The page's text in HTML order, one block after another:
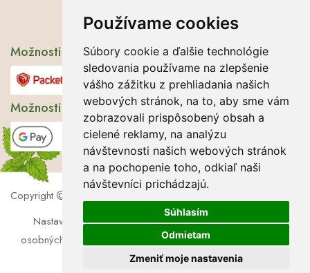
Používame cookies
Súbory cookie a ďalšie technológie
sledovania používame na zlepšenie
vášho zážitku z prehliadania našich
webových stránok, na to, aby sme vám
zobrazovali prispôsobený obsah a
cielené reklamy, na analýzu
návštevnosti našich webových stránok
a na pochopenie toho, odkiaľ naši
návštevníci prichádzajú.
Súhlasím
Odmietam
Zmeniť moje nastavenia
údajov
Možnosti dopravy
Možnosti platby
Copyright
2026 Lbros s.r.o.
Nastavenie cookies|Súbory cookie|Zásady ochrany
osobných údajov
Súhlas so spracúvaním osobných údajov